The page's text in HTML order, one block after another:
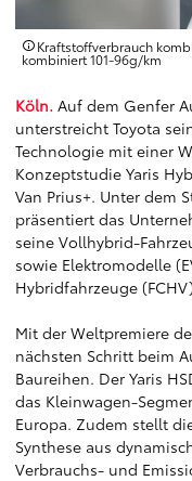
Kraftstoffverbrauch
kombiniert 101‑96g/km
Köln. Auf dem Genfer
unterstreicht Toyota
Technologie mit einer
Konzeptstudie Yaris
Van Prius+. Unter dem
präsentiert das
seine Vollhybrid-
sowie Elektromodelle
Hybridfahrzeuge
Mit der Weltpremiere
nächsten Schritt beim
Baureihen. Der Yaris
das Kleinwagen-
Europa. Zudem stellt
Synthese aus
Verbrauchs- und